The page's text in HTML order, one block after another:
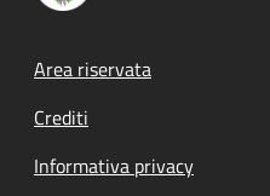
Footer menu
Area riservata
Crediti
Informativa privacy